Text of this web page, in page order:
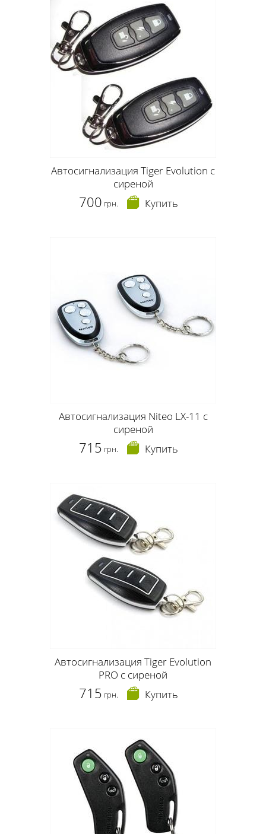
Автосигнализация Tiger Evolution с
сиреной
700 грн. Купить
Автосигнализация Niteo LX-11 с
сиреной
715 грн. Купить
Автосигнализация Tiger Evolution
PRO с сиреной
715 грн. Купить